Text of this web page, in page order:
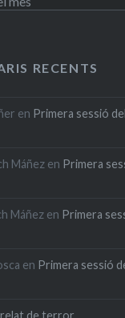
RECENTS
en Primera sessió
Máñezen Primera
Máñezen Primera
en Primera sessió